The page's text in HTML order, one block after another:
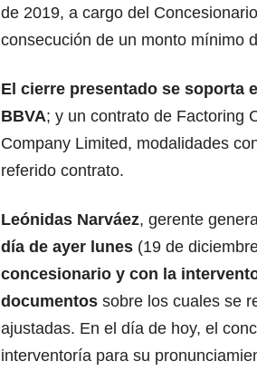
de 2019, a cargo del
consecución de un monto mínimo
El cierre presentado se soporta
BBVA; y un contrato de Factoring
Company Limited, modalidades
referido contrato.
Leónidas Narváez, gerente
día de ayer lunes (19 de
concesionario y con la
documentos sobre los cuales se
ajustadas. En el día de hoy, el
interventoría para su